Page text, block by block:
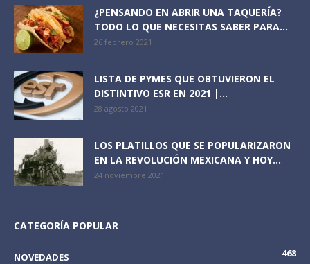
¿PENSANDO EN ABRIR UNA TAQUERÍA?
TODO LO QUE NECESITAS SABER PARA...
26 febrero 2021
LISTA DE PYMES QUE OBTUVIERON EL
DISTINTIVO ESR EN 2021 |...
28 agosto 2021
LOS PLATILLOS QUE SE POPULARIZARON
EN LA REVOLUCIÓN MEXICANA Y HOY...
24 noviembre 2021
CATEGORÍA POPULAR
NOVEDADES
468